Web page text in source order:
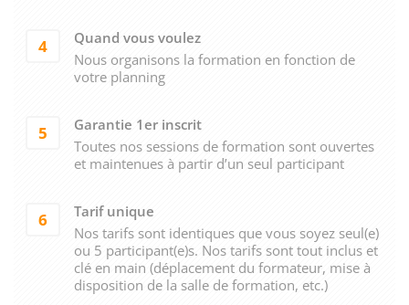
4
Quand vous voulez
Nous organisons la formation en fonction de
votre planning
5
Garantie 1er inscrit
Toutes nos sessions de formation sont ouvertes
et maintenues à partir d’un seul participant
6
Tarif unique
Nos tarifs sont identiques que vous soyez seul(e)
ou 5 participant(e)s. Nos tarifs sont tout inclus et
clé en main (déplacement du formateur, mise à
disposition de la salle de formation, etc.)